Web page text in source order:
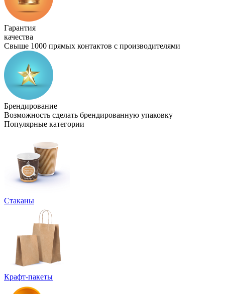
Гарантия
качества
Свыше 1000 прямых контактов с производителями
Брендирование
Возможность сделать брендированную упаковку
Популярные категории
Стаканы
Крафт-пакеты